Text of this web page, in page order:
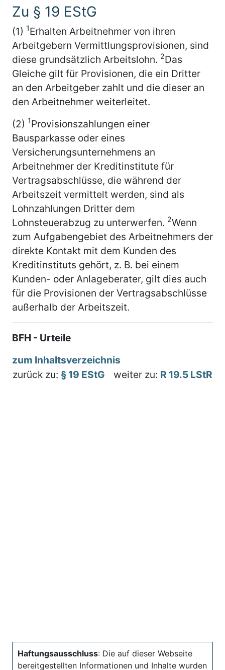
Zu § 19 EStG
(1) 1Erhalten Arbeitnehmer von ihren
Arbeitgebern Vermittlungsprovisionen, sind
diese grundsätzlich Arbeitslohn. 2Das
Gleiche gilt für Provisionen, die ein Dritter
an den Arbeitgeber zahlt und die dieser an
den Arbeitnehmer weiterleitet.
(2) 1Provisionszahlungen einer
Bausparkasse oder eines
Versicherungsunternehmens an
Arbeitnehmer der Kreditinstitute für
Vertragsabschlüsse, die während der
Arbeitszeit vermittelt werden, sind als
Lohnzahlungen Dritter dem
Lohnsteuerabzug zu unterwerfen. 2Wenn
zum Aufgabengebiet des Arbeitnehmers der
direkte Kontakt mit dem Kunden des
Kreditinstituts gehört, z. B. bei einem
Kunden- oder Anlageberater, gilt dies auch
für die Provisionen der Vertragsabschlüsse
außerhalb der Arbeitszeit.
BFH - Urteile
zum Inhaltsverzeichnis
zurück zu: § 19 EStG weiter zu: R 19.5 LStR
Haftungsausschluss: Die auf dieser Webseite
bereitgestellten Informationen und Inhalte wurden